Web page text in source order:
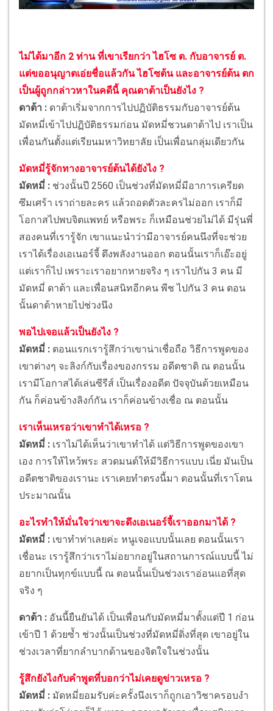
ไม่ได้มาอีก 2 ท่าน ที่เขาเรียกว่า ไฮโซ ต. กับอาจารย์ ต.
แต่ขออนุญาตเอ่ยชื่อแล้วกัน ไฮโซต้น และอาจารย์ต้น ตก
เป็นผู้ถูกกล่าวหาในคดีนี้ คุณดาต้าเป็นยังไง ?
ดาต้า : ดาต้าเริ่มจากการไปปฏิบัติธรรมกับอาจารย์ต้น
มัดหมี่เข้าไปปฏิบัติธรรมก่อน มัดหมี่ชวนดาต้าไป เราเป็น
เพื่อนกันตั้งแต่เรียนมหาวิทยาลัย เป็นเพื่อนกลุ่มเดียวกัน
มัดหมี่รู้จักทางอาจารย์ต้นได้ยังไง ?
มัดหมี่ : ช่วงนั้นปี 2560 เป็นช่วงที่มัดหมี่มีอาการเครียด
ซึมเศร้า เราถ่ายละคร แล้วถอดตัวละครไม่ออก เราก็มี
โอกาสไปพบจิตแพทย์ หรือพระ ก็เหมือนช่วยไม่ได้ มีรุ่นพี่
สองคนที่เรารู้จัก เขาแนะนำว่ามีอาจารย์คนนึงที่จะช่วย
เราได้เรื่องเอเนอร์จี้ ดึงพลังงานออก ตอนนั้นเราก็เอ๊ะอยู่
แต่เราก็ไป เพราะเราอยากหายจริง ๆ เราไปกัน 3 คน มี
มัดหมี่ ดาต้า และเพื่อนสนิทอีกคน พีช ไปกัน 3 คน ตอน
นั้นดาต้าหายไปช่วงนึง
พอไปเจอแล้วเป็นยังไง ?
มัดหมี่ : ตอนแรกเรารู้สึกว่าเขาน่าเชื่อถือ วิธีการพูดของ
เขาต่างๆ จะลิงก์กับเรื่องของกรรม อดีตชาติ ณ ตอนนั้น
เรามีโอกาสได้เล่นซีรีส์ เป็นเรื่องอดีต ปัจจุบันด้วยเหมือน
กัน ก็ค่อนข้างลิงก์กัน เราก็ค่อนข้างเชื่อ ณ ตอนนั้น
เราเห็นเหรอว่าเขาทำได้เหรอ ?
มัดหมี่ : เราไม่ได้เห็นว่าเขาทำได้ แต่วิธีการพูดของเขา
เอง การให้ไหว้พระ สวดมนต์ให้มีวิธีการแบบ เนี่ย มันเป็น
อดีตชาติของเรานะ เราเคยทำตรงนี้มา ตอนนั้นที่เราโดน
ประมาณนั้น
อะไรทำให้มั่นใจว่าเขาจะดึงเอเนอร์จี้เราออกมาได้ ?
มัดหมี่ : เขาทำท่าเลยค่ะ หนูเจอแบบนั้นเลย ตอนนั้นเรา
เชื่อนะ เรารู้สึกว่าเราไม่อยากอยู่ในสถานการณ์แบบนี้ ไม่
อยากเป็นทุกข์แบบนี้ ณ ตอนนั้นเป็นช่วงเราอ่อนแอที่สุด
จริง ๆ
ดาต้า : อันนี้ยืนยันได้ เป็นเพื่อนกับมัดหมี่มาตั้งแต่ปี 1 ก่อน
เข้าปี 1 ด้วยซ้ำ ช่วงนั้นเป็นช่วงที่มัดหมี่ดิ่งที่สุด เขาอยู่ใน
ช่วงเวลาที่ยากลำบากด้านของจิตใจในช่วงนั้น
รู้สึกยังไงกับคำพูดที่บอกว่าไม่เคยดูข่าวเหรอ ?
มัดหมี่ : มัดหมี่ยอมรับค่ะครั้งนึงเราก็ถูกเอาวิชาครอบงำ